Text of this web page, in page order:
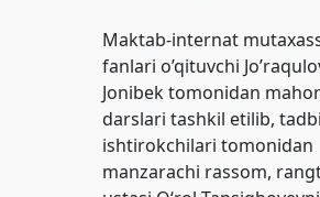
Maktab-internat
fanlari o’qituvchi
Jonibek tomonidan
darslari tashkil etilib,
ishtirokchilari tomonidan
manzarachi rassom,